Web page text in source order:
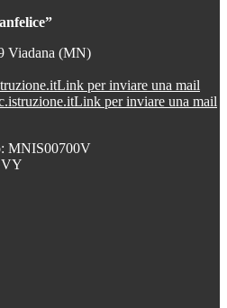
Viadana (MN)
Link per inviare una mail
Link per inviare una mail
MNIS00700V